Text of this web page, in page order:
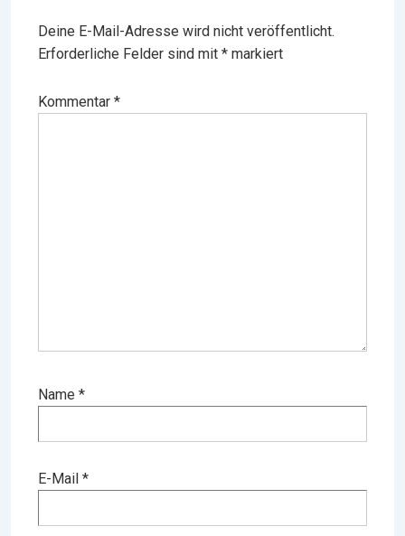
Deine E-Mail-Adresse wird nicht veröffentlicht.
Erforderliche Felder sind mit * markiert
Kommentar *
Name *
E-Mail *